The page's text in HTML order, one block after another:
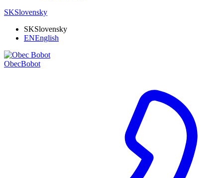
SKSlovensky
SKSlovensky
ENEnglish
ObecBobot